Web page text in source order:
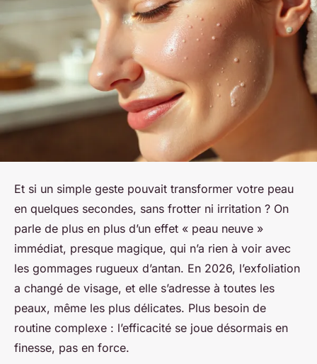
Et si un simple geste pouvait transformer votre peau
en quelques secondes, sans frotter ni irritation ? On
parle de plus en plus d’un effet « peau neuve »
immédiat, presque magique, qui n’a rien à voir avec
les gommages rugueux d’antan. En 2026, l’exfoliation
a changé de visage, et elle s’adresse à toutes les
peaux, même les plus délicates. Plus besoin de
routine complexe : l’efficacité se joue désormais en
finesse, pas en force.